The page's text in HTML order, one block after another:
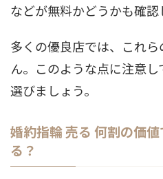
などが無料かどうかも確認
多くの優良店では、これ
ん。このような点に注意
選びましょう。
婚約指輪 売る 何割の価
る？